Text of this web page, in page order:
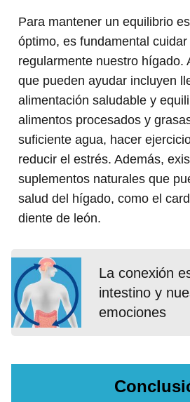
Para mantener un equilibrio
óptimo, es fundamental
regularmente nuestro hígado.
que pueden ayudar incluyen
alimentación saludable y
alimentos procesados y
suficiente agua, hacer
reducir el estrés. Además,
suplementos naturales que
salud del hígado, como el
diente de león.
La conexión
intestino y
emociones